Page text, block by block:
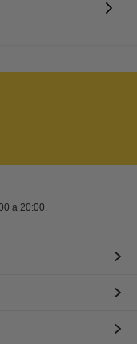
a 20:00.